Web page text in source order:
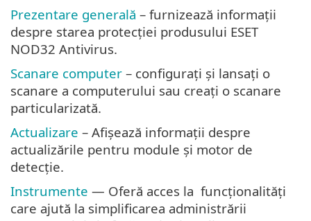
Prezentare generală – furnizează informații
despre starea protecției produsului ESET
NOD32 Antivirus.
Scanare computer – configurați și lansați o
scanare a computerului sau creați o scanare
particularizată.
Actualizare – Afișează informații despre
actualizările pentru module și motor de
detecție.
Instrumente — Oferă acces la funcționalități
care ajută la simplificarea administrării